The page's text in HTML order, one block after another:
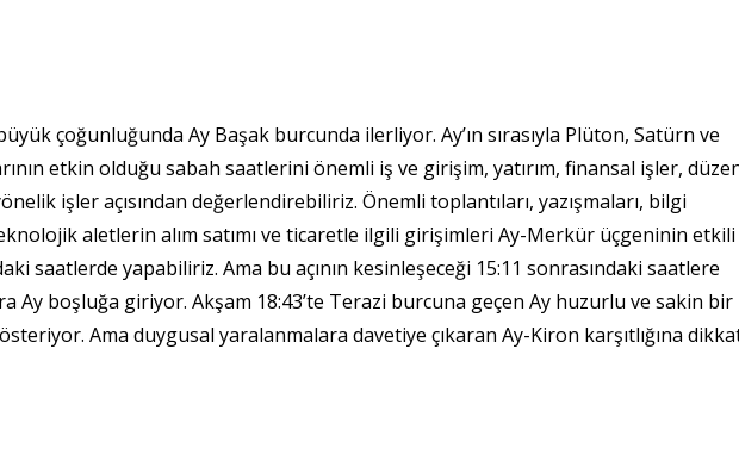
çoğunluğunda Ay Başak burcunda ilerliyor. Ay’ın sırasıyla Plüton, Satürn ve
etkin olduğu sabah saatlerini önemli iş ve girişim, yatırım, finansal işler,
işler açısından değerlendirebiliriz. Önemli toplantıları, yazışmaları, bilgi
aletlerin alım satımı ve ticaretle ilgili girişimleri Ay-Merkür üçgeninin etkili
saatlerde yapabiliriz. Ama bu açının kesinleşeceği 15:11 sonrasındaki saatlere
Ay boşluğa giriyor. Akşam 18:43’te Terazi burcuna geçen Ay huzurlu ve sakin bir
Ama duygusal yaralanmalara davetiye çıkaran Ay-Kiron karşıtlığına